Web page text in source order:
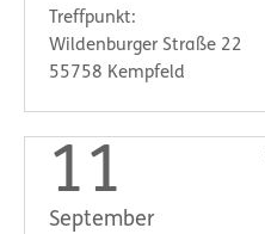
Treffpunkt:
Wildenburger Straße 22
55758 Kempfeld
11
September